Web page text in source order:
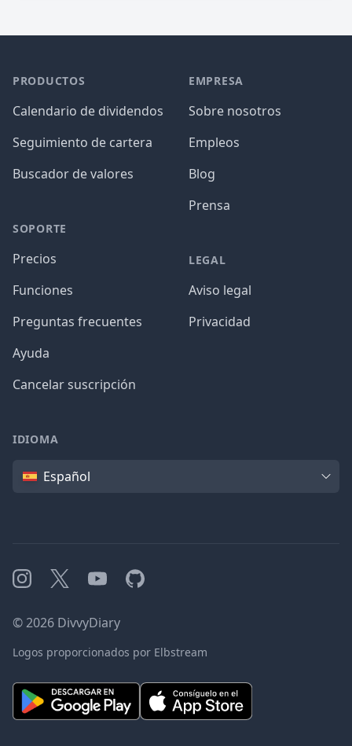
PRODUCTOS
Calendario de dividendos
Seguimiento de cartera
Buscador de valores
SOPORTE
Precios
Funciones
Preguntas frecuentes
Ayuda
Cancelar suscripción
EMPRESA
Sobre nosotros
Empleos
Blog
Prensa
LEGAL
Aviso legal
Privacidad
IDIOMA
IdiomaEspañol
Instagram
X YouTubeGitHub
©2026 DivvyDiary
Logos proporcionados por Elbstream